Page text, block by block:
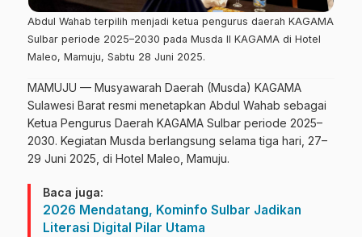
Abdul Wahab terpilih menjadi ketua pengurus daerah KAGAMA
Sulbar periode 2025–2030 pada Musda II KAGAMA di Hotel
Maleo, Mamuju, Sabtu 28 Juni 2025.
MAMUJU — Musyawarah Daerah (Musda) KAGAMA
Sulawesi Barat resmi menetapkan Abdul Wahab sebagai
Ketua Pengurus Daerah KAGAMA Sulbar periode 2025–
2030. Kegiatan Musda berlangsung selama tiga hari, 27–
29 Juni 2025, di Hotel Maleo, Mamuju.
Baca juga:
2026 Mendatang, Kominfo Sulbar Jadikan
Literasi Digital Pilar Utama